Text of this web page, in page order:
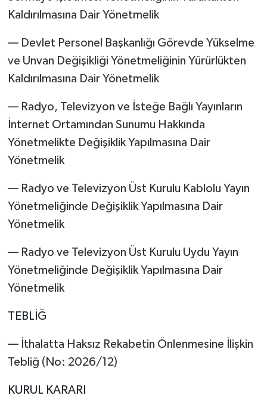
Kaldırılmasına Dair Yönetmelik
–– Devlet Personel Başkanlığı Görevde Yükselme
ve Unvan Değişikliği Yönetmeliğinin Yürürlükten
Kaldırılmasına Dair Yönetmelik
–– Radyo, Televizyon ve İsteğe Bağlı Yayınların
İnternet Ortamından Sunumu Hakkında
Yönetmelikte Değişiklik Yapılmasına Dair
Yönetmelik
–– Radyo ve Televizyon Üst Kurulu Kablolu Yayın
Yönetmeliğinde Değişiklik Yapılmasına Dair
Yönetmelik
–– Radyo ve Televizyon Üst Kurulu Uydu Yayın
Yönetmeliğinde Değişiklik Yapılmasına Dair
Yönetmelik
TEBLİĞ
–– İthalatta Haksız Rekabetin Önlenmesine İlişkin
Tebliğ (No: 2026/12)
KURUL KARARI